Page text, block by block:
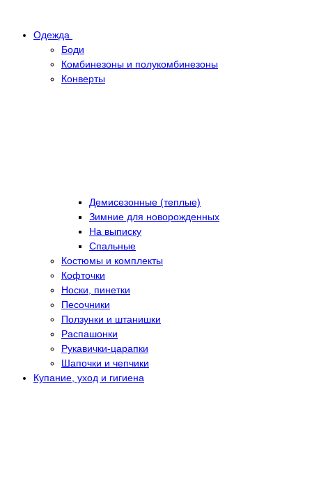
Одежда
Боди
Комбинезоны и полукомбинезоны
Конверты
Демисезонные (теплые)
Зимние для новорожденных
На выписку
Спальные
Костюмы и комплекты
Кофточки
Носки, пинетки
Песочники
Ползунки и штанишки
Распашонки
Рукавички-царапки
Шапочки и чепчики
Купание, уход и гигиена